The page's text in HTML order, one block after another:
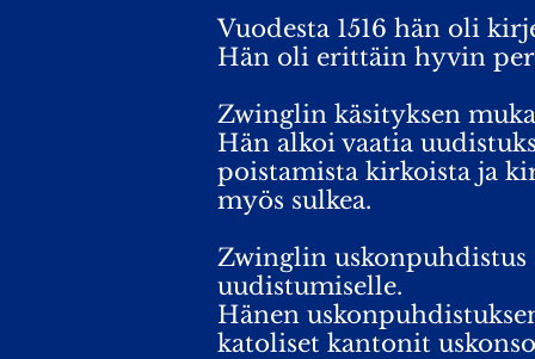
Vuodesta 1516 hän oli
Hän oli erittäin hyvin
Zwinglin käsityksen
Hän alkoi vaatia
poistamista kirkoista ja
myös sulkea.
Zwinglin uskonpuhdistus
uudistumiselle.
Hänen
katoliset kantonit